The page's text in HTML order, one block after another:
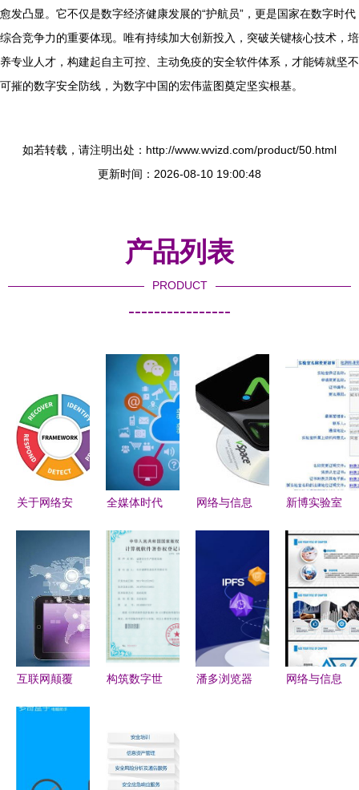
愈发凸显。它不仅是数字经济健康发展的“护航员”，更是国家在数字时代
综合竞争力的重要体现。唯有持续加大创新投入，突破关键核心技术，培
养专业人才，构建起自主可控、主动免疫的安全软件体系，才能铸就坚不
可摧的数字安全防线，为数字中国的宏伟蓝图奠定坚实根基。
如若转载，请注明出处：http://www.wvizd.com/product/50.html
更新时间：2026-08-10 19:00:48
产品列表
PRODUCT
----------------
关于网络安
工作的一些
思考
全媒体时代
准备好了
吗？——网
络与信息安
全软件开发
的关键议题
网络与信息
字时代的防
线
新博实验室
理软件 助
力实验室行
政许可信息
化建设
互联网颠覆
构筑数字世
网络与信息
安全软件开
潘多浏览器
网络与信息